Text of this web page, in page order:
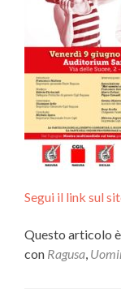
Segui il link sul
Questo articolo
con Ragusa,